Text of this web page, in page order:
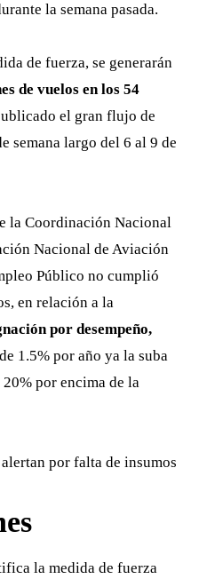
la semana pasada.
de fuerza, se generarán
de vuelos en los 54
el gran flujo de
semana largo del 6 al 9 de
la Coordinación Nacional
Nacional de Aviación
Público no cumplió
en relación a la
por desempeño,
1.5% por año ya la suba
por encima de la
por falta de insumos
la medida de fuerza